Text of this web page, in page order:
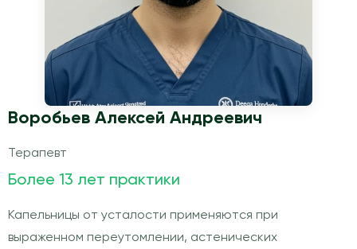
Воробьев Алексей Андреевич
Терапевт
Более 13 лет практики
Капельницы от усталости применяются при
выраженном переутомлении, астенических